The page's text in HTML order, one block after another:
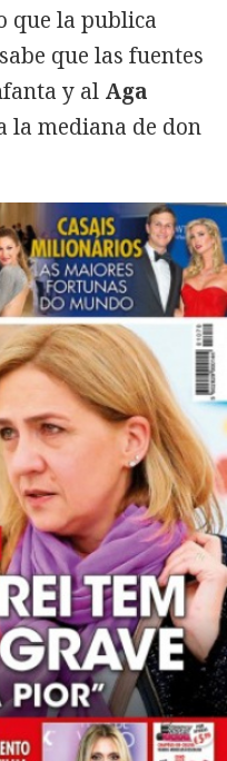
que la publica
que las fuentes
y al Aga
la mediana de don